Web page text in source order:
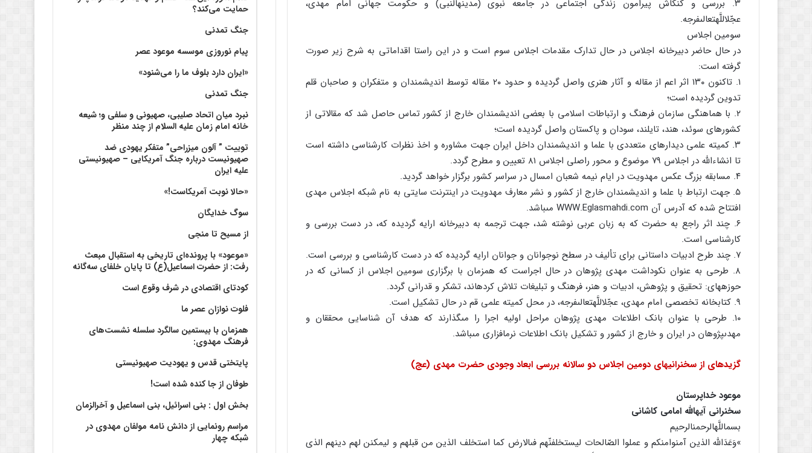
۳. بررسى و کنکاش پیرامون زندگى اجتماعى در جامعه نبوى (مدینهالنبى) و حکومت جهانى امام مهدى،
عجّل‏اللَّه‏تعالى‏فرجه.
سومین اجلاس
در حال حاضر دبیرخانه اجلاس در حال تدارک مقدمات اجلاس سوم است و در این راستا اقداماتى به شرح زیر صورت
گرفته است:
۱. تاکنون ۱۳۰ اثر اعم از مقاله و آثار هنرى واصل گردیده و حدود ۲۰ مقاله توسط اندیشمندان و متفکران و صاحبان قلم
تدوین گردیده است؛
۲. با هماهنگى سازمان فرهنگ و ارتباطات اسلامى با بعضى اندیشمندان خارج از کشور تماس حاصل شد که مقالاتى از
کشورهاى سوئد، هند، تایلند، سودان و پاکستان واصل گردیده است؛
۳. کمیته علمى دیدارهاى متعددى با علما و اندیشمندان داخل ایران جهت مشاوره و اخذ نظرات کارشناسى داشته است
تا ان‏شاءاللَّه در اجلاس ۷۹ موضوع و محور راصلى اجلاس ۸۱ تعیین و مطرح گردد.
۴. مسابقه بزرگ عکس مهدویت در ایام نیمه شعبان امسال در سراسر کشور برگزار خواهد گردید.
۵. جهت ارتباط با علما و اندیشمندان خارج از کشور و نشر معارف مهدویت در اینترنت سایتى به نام شبکه اجلاس مهدى
افتتاح شده که آدرس آن WWW.Eglasmahdi.com مى‏باشد.
۶. چند اثر راجع به حضرت که به زبان عربى نوشته شد، جهت ترجمه به دبیرخانه ارایه گردیده که، در دست بررسى و
کارشناسى است.
۷. چند طرح ادبیات داستانى براى تألیف در سطح نوجوانان و جوانان ارایه گردیده که در دست کارشناسى و بررسى است.
۸. طرحى به عنوان نکوداشت مهدى پژوهان در حال اجراست که همزمان با برگزارى سومین اجلاس از کسانى که در
حوزه‏هاى: تحقیق و پژوهش، ادبیات و هنر، فرهنگ و تبلیغات تلاش کرده‏اند، تشکر و قدرانى گردد.
۹. کتابخانه تخصصى امام مهدى، عجّل‏اللَّه‏تعالى‏فرجه، در محل کمیته علمى قم در حال تشکیل است.
۱۰. طرحى با عنوان بانک اطلاعات مهدى پژوهان مراحل اولیه اجرا را مى‏گذارند که هدف آن شناسایى محققان و
مهدى‏پژوهان در ایران و خارج از کشور و تشکیل بانک اطلاعات نرم‏افزارى مى‏باشد.
گزیده‏اى از سخنرانیهاى دومین اجلاس دو سالانه بررسى ابعاد وجودى حضرت مهدى (عج)
موعود خداپرستان
سخنرانى آیهاللَّه امامى کاشانى
بسم‏اللَّه‏الرحمن‏الرحیم
»وَعَدَاللَّه الذین آمنوامنکم و عملوا الصّالحات لیستخلفنّهم فى‏الارض کما استخلف الذین من قبلهم و لیمکنن لهم دینهم الذى
حمایت می‌کند؟
جنگ تمدنی
پیام نوروزی موسسه موعود عصر
«ایران دارد بلوف ما را می‌شنود»
جنگ تمدنی
نبرد میان اتحاد صلیبی، صهیونی و سلفی و؛ شیعه
خانه امام زمان علیه السلام از چند منظر
توییت ” آلون میزراحی” متفکر یهودی ضد
صهیونیست درباره جنگ آمریکایی – صهیونیستی
علیه ایران
«حالا نوبت آمریکاست!»
سوگ خدایگان
از مسیح تا منجی
«موعود» با پرونده‌ای تاریخی به استقبال مبعث
رفت: از حضرت اسماعیل(ع) تا پایان خلفای سه‌گانه
کودتای اقتصادی در شرف وقوع است
فلوت نوازان عصر ما
همزمان با بیستمین سالگرد سلسله نشست‌های
فرهنگ مهدوی:‌
پایتختی قدس و یهودیت صهیونیستی
طوفان از جا کنده شده است!
بخش اول : بنی اسرائیل، بنی اسماعیل و آخرالزمان
مراسم رونمایی از دانش نامه مولفان مهدوی در
شبکه چهار